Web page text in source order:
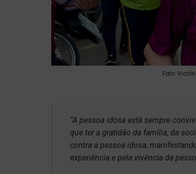
Foto:
“A pessoa idosa está sempre
que ter a gratidão da família, da
contra a pessoa idosa,
experiência e pela vivência da